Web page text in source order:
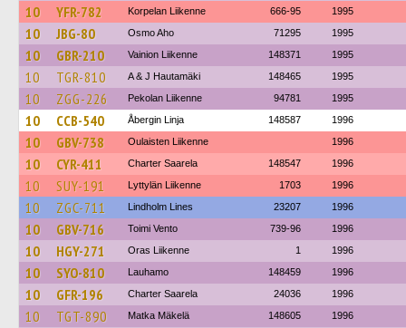
10 YFR-782 Korpelan Liikenne 666-95 1995
10 JBG-80 Osmo Aho 71295 1995
10 GBR-210 Vainion Liikenne 148371 1995
10 TGR-810 A & J Hautamäki 148465 1995
10 ZGG-226 Pekolan Liikenne 94781 1995
10 CCB-540 Åbergin Linja 148587 1996
10 GBV-738 Oulaisten Liikenne 1996
10 CYR-411 Charter Saarela 148547 1996
10 SUY-191 Lyttylän Liikenne 1703 1996
10 ZGC-711 Lindholm Lines 23207 1996
10 GBV-716 Toimi Vento 739-96 1996
10 HGY-271 Oras Liikenne 1 1996
10 SYO-810 Lauhamo 148459 1996
10 GFR-196 Charter Saarela 24036 1996
10 TGT-890 Matka Mäkelä 148605 1996